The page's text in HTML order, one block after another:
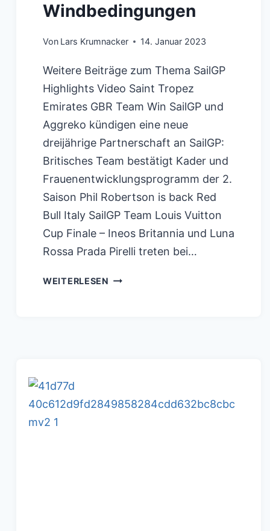
Windbedingungen
Von Lars Krumnacker 14. Januar 2023
Weitere Beiträge zum Thema SailGP
Highlights Video Saint Tropez
Emirates GBR Team Win SailGP und
Aggreko kündigen eine neue
dreijährige Partnerschaft an SailGP:
Britisches Team bestätigt Kader und
Frauenentwicklungsprogramm der 2.
Saison Phil Robertson is back Red
Bull Italy SailGP Team Louis Vuitton
Cup Finale – Ineos Britannia und Luna
Rossa Prada Pirelli treten bei…
WEITERLESEN SINGAPORE